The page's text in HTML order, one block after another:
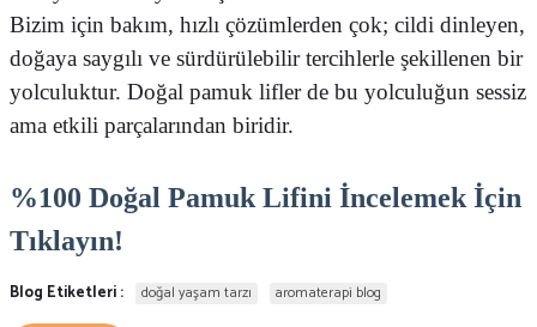
Bizim için bakım, hızlı çözümlerden çok; cildi dinleyen,
doğaya saygılı ve sürdürülebilir tercihlerle şekillenen bir
yolculuktur. Doğal pamuk lifler de bu yolculuğun sessiz
ama etkili parçalarından biridir.
%100 Doğal Pamuk Lifini İncelemek İçin
Tıklayın!
Blog Etiketleri : doğal yaşam tarzı aromaterapi blog